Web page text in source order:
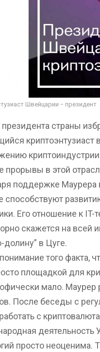
Швейцарии - президент
президента страны
криптоэнтузиаст
прорывы в этой
поддержке Маурера
способствуют
Его отношение к IT-
скажется на всей
долину” в Цуге.
того факта,
площадкой для
мало.
После беседы с
с
деятельность
просто неоценима.